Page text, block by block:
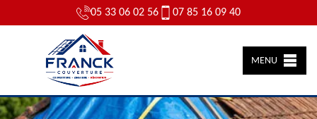
05 33 06 02 56 07 85 16 09 40
MENU